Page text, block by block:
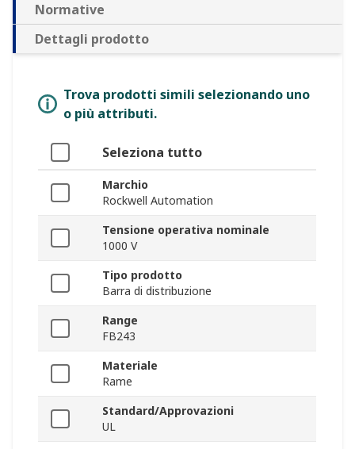
Normative
Dettagli prodotto
Trova prodotti simili selezionando uno
o più attributi.
Seleziona tutto
Marchio
Rockwell Automation
Tensione operativa nominale
1000 V
Tipo prodotto
Barra di distribuzione
Range
FB243
Materiale
Rame
Standard/Approvazioni
UL